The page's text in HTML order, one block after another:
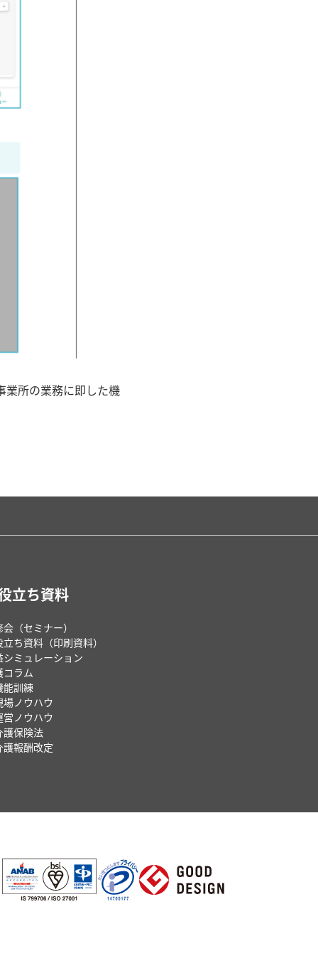
業所の業務に即した機
立ち資料
会（セミナー）
立ち資料（印刷資料）
シミュレーション
コラム
能訓練
場ノウハウ
営ノウハウ
護保険法
護報酬改定